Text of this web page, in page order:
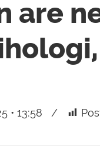
are
• 13:58